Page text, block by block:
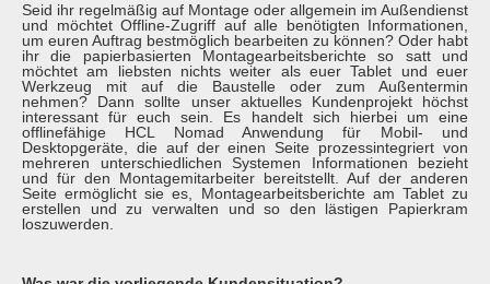
Seid ihr regelmäßig auf Montage oder allgemein im Außendienst
und möchtet Offline-Zugriff auf alle benötigten Informationen,
um euren Auftrag bestmöglich bearbeiten zu können? Oder habt
ihr die papierbasierten Montagearbeitsberichte so satt und
möchtet am liebsten nichts weiter als euer Tablet und euer
Werkzeug mit auf die Baustelle oder zum Außentermin
nehmen? Dann sollte unser aktuelles Kundenprojekt höchst
interessant für euch sein. Es handelt sich hierbei um eine
offlinefähige HCL Nomad Anwendung für Mobil- und
Desktopgeräte, die auf der einen Seite prozessintegriert von
mehreren unterschiedlichen Systemen Informationen bezieht
und für den Montagemitarbeiter bereitstellt. Auf der anderen
Seite ermöglicht sie es, Montagearbeitsberichte am Tablet zu
erstellen und zu verwalten und so den lästigen Papierkram
loszuwerden.